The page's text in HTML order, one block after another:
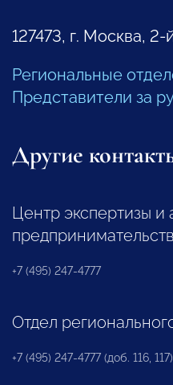
127473, г. Москва,
Региональные
Представители за
Другие
Центр экспертизы
+7 (495) 247-4777
Отдел
+7 (495) 247-4777 (доб. 116, 117)